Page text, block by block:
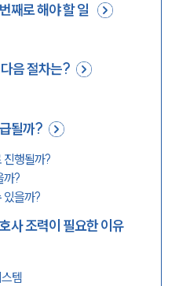
째로 해야 할 일
음 절차는?
될까?
진행될까?
까?
있을까?
사 조력이 필요한 이유
템